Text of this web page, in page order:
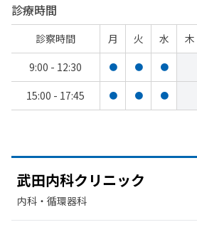
診療時間
診察時間 月 火 水 木
9:00 - 12:30
● ● ●
15:00 - 17:45 ● ● ●
武田内科クリニック
内科・​循環器科